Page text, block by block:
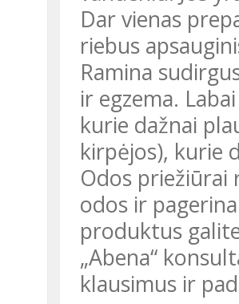
Dar vienas
riebus
Ramina
ir egzema.
kurie dažnai
kirpėjos), kurie
Odos
odos ir
produktus
„Abena“
klausimus ir